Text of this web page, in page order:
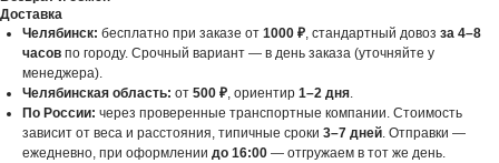
Доставка
Челябинск: бесплатно при заказе от 1000 ₽, стандартный довоз за 4–8
часов по городу. Срочный вариант — в день заказа (уточняйте у
менеджера).
Челябинская область: от 500 ₽, ориентир 1–2 дня.
По России: через проверенные транспортные компании. Стоимость
зависит от веса и расстояния, типичные сроки 3–7 дней. Отправки —
ежедневно, при оформлении до 16:00 — отгружаем в тот же день.